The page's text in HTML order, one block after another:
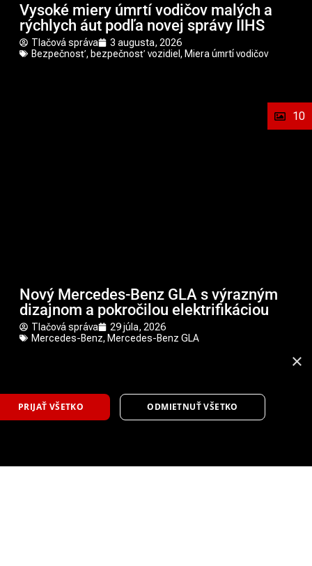
Vysoké miery úmrtí vodičov malých a
rýchlych áut podľa novej správy IIHS
Tlačová správa
3 augusta, 2026
Bezpečnosť, bezpečnosť vozidiel, Miera úmrtí vodičov
10
Nový Mercedes-Benz GLA s výrazným
dizajnom a pokročilou elektrifikáciou
Tlačová správa
29 júla, 2026
Mercedes-Benz, Mercedes-Benz GLA
×
PRIJAŤ VŠETKO ODMIETNUŤ VŠETKO